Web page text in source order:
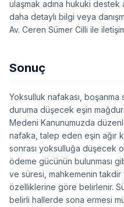
ulaşmak adına hukuki destek
daha detaylı bilgi veya
Av. Ceren Sümer Cilli ile
Sonuç
Yoksulluk nafakası,
duruma düşecek eşin
Medeni Kanunumuzda
nafaka, talep eden eşin ağır
sonrası yoksulluğa düşecek
ödeme gücünün bulunması
ve süresi, mahkemenin takdir
özelliklerine göre belirlenir.
belirli hallerde sona ermesi